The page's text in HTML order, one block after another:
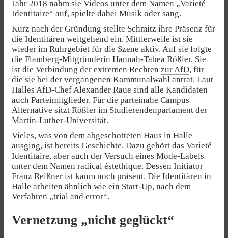
Jahr 2018 nahm sie Videos unter dem Namen „Varieté
Identitaire“ auf, spielte dabei Musik oder sang.
Kurz nach der Gründung stellte Schmitz ihre Präsenz für
die Identitären weitgehend ein. Mittlerweile ist sie
wieder im Ruhrgebiet für die Szene aktiv. Auf sie folgte
die Flamberg-Mitgründerin Hannah-Tabea Rößler. Sie
ist die Verbindung der extremen Rechten zur AfD, für
die sie bei der vergangenen Kommunalwahl antrat. Laut
Halles AfD-Chef Alexander Raue sind alle Kandidaten
auch Parteimitglieder. Für die parteinahe Campus
Alternative sitzt Rößler im Studierendenparlament der
Martin-Luther-Universität.
Vieles, was von dem abgeschotteten Haus in Halle
ausging, ist bereits Geschichte. Dazu gehört das Varieté
Identitaire, aber auch der Versuch eines Mode-Labels
unter dem Namen radical éstethique. Dessen Initiator
Franz Reißner ist kaum noch präsent. Die Identitären in
Halle arbeiten ähnlich wie ein Start-Up, nach dem
Verfahren „trial and error“.
Vernetzung „nicht geglückt“